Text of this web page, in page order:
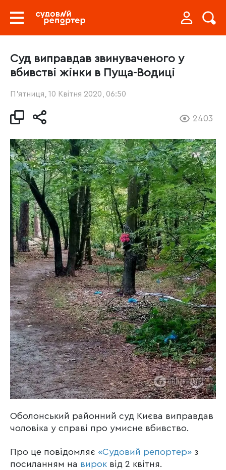
Суд виправдав звинуваченого у
вбивстві жінки в Пуща-Водиці
П’ятниця, 10 Квітня 2020, 06:50
2403
Оболонський районний суд Києва виправдав
чоловіка у справі про умисне вбивство.
Про це повідомляє «Судовий репортер» з
посиланням на вирок від 2 квітня.